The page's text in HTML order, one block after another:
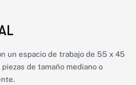
un espacio de trabajo de 55 x 45
de tamaño mediano o